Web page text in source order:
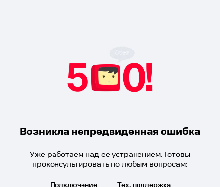
Возникла непредвиденная ошибка
Уже работаем над ее устранением. Готовы
проконсультировать по любым вопросам:
Подключение Тех. поддержка